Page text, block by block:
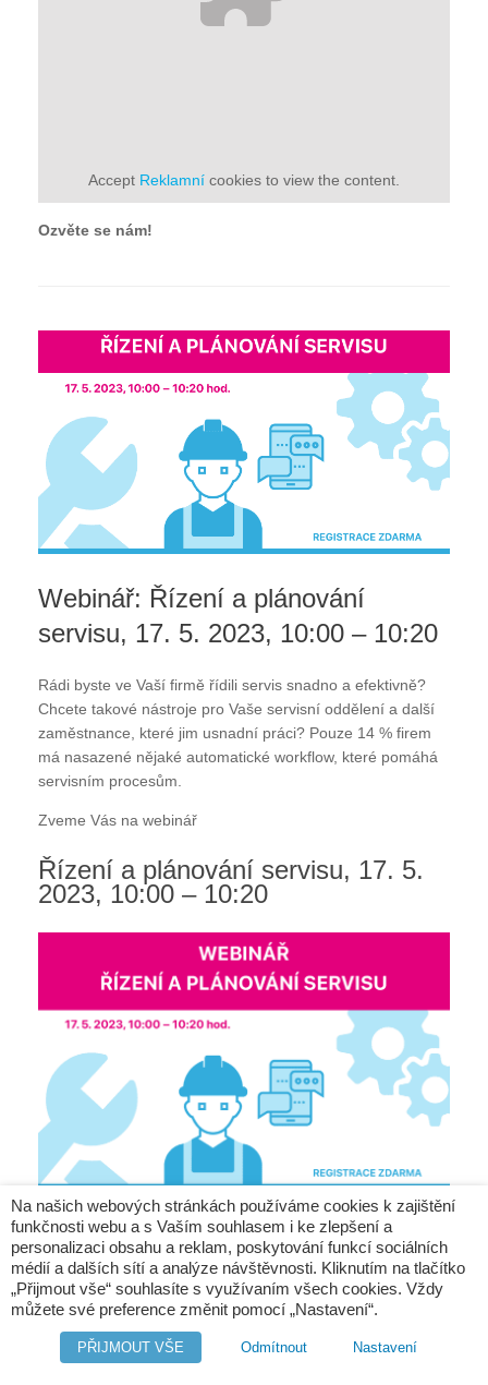
Accept Reklamní cookies to view the content.
Ozvěte se nám!
Webinář: Řízení a plánování
servisu, 17. 5. 2023, 10:00 – 10:20
Rádi byste ve Vaší firmě řídili servis snadno a efektivně?
Chcete takové nástroje pro Vaše servisní oddělení a další
zaměstnance, které jim usnadní práci? Pouze 14 % firem
má nasazené nějaké automatické workflow, které pomáhá
servisním procesům.
Zveme Vás na webinář
Řízení a plánování servisu, 17. 5.
2023, 10:00 – 10:20
V rámci webináře se zaměříme naefektivní plánování a
řízení servisu ve firmě. Ukážeme Vám, jak snadno
spravovat servisní požadavky, plánovat a realizovat servisní
zásahy, automatizovaně generovat podklady pro fakturaci a
vyhodnocovat práci jak jednotlivých zaměstnanců, tak i
Na našich webových stránkách používáme cookies k zajištění
funkčnosti webu a s Vaším souhlasem i ke zlepšení a
personalizaci obsahu a reklam, poskytování funkcí sociálních
médií a dalších sítí a analýze návštěvnosti. Kliknutím na tlačítko
„Přijmout vše“ souhlasíte s využívaním všech cookies. Vždy
můžete své preference změnit pomocí „Nastavení“.
PŘIJMOUT VŠE Odmítnout Nastavení